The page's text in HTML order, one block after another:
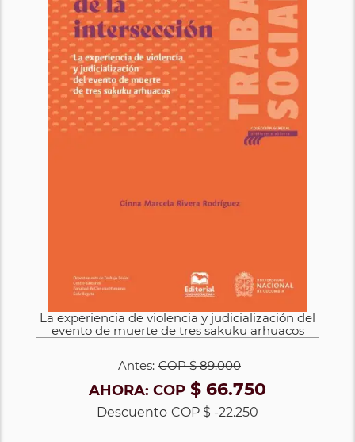
La experiencia de violencia y judicialización del
evento de muerte de tres sakuku arhuacos
Antes: COP$ 89.000
AHORA: COP $ 66.750
Descuento COP $ -22.250